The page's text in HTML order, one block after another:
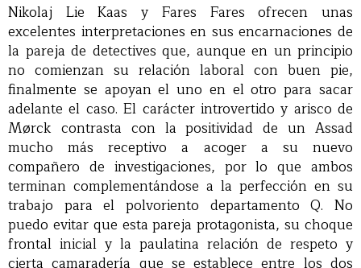
Nikolaj Lie Kaas y Fares Fares ofrecen unas
excelentes interpretaciones en sus encarnaciones de
la pareja de detectives que, aunque en un principio
no comienzan su relación laboral con buen pie,
finalmente se apoyan el uno en el otro para sacar
adelante el caso. El carácter introvertido y arisco de
Mørck contrasta con la positividad de un Assad
mucho más receptivo a acoger a su nuevo
compañero de investigaciones, por lo que ambos
terminan complementándose a la perfección en su
trabajo para el polvoriento departamento Q. No
puedo evitar que esta pareja protagonista, su choque
frontal inicial y la paulatina relación de respeto y